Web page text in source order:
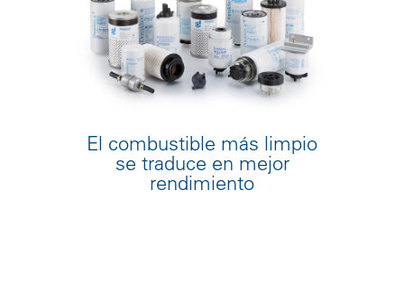
El combustible más limpio
se traduce en mejor
rendimiento